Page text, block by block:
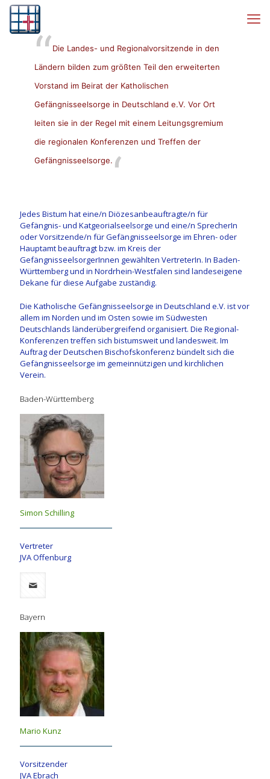
Die Landes- und Regionalvorsitzende in den
Ländern bilden zum größten Teil den erweiterten
Vorstand im Beirat der Katholischen
Gefängnisseelsorge in Deutschland e.V. Vor Ort
leiten sie in der Regel mit einem Leitungsgremium
die regionalen Konferenzen und Treffen der
Gefängnisseelsorge.
Jedes Bistum hat eine/n Diözesanbeauftragte/n für
Gefängnis- und Katgeorialseelsorge und eine/n SprecherIn
oder Vorsitzende/n für Gefängnisseelsorge im Ehren- oder
Hauptamt beauftragt bzw. im Kreis der
GefängnisseelsorgerInnen gewählten VertreterIn. In Baden-
Württemberg und in Nordrhein-Westfalen sind landeseigene
Dekane für diese Aufgabe zuständig.
Die Katholische Gefängnisseelsorge in Deutschland e.V. ist vor
allem im Norden und im Osten sowie im Südwesten
Deutschlands länderübergreifend organisiert. Die Regional-
Konferenzen treffen sich bistumsweit und landesweit. Im
Auftrag der Deutschen Bischofskonferenz bündelt sich die
Gefängnisseelsorge im gemeinnützigen und kirchlichen
Verein.
Baden-Württemberg
Simon Schilling
Vertreter
JVA Offenburg
Bayern
Mario Kunz
Vorsitzender
JVA Ebrach